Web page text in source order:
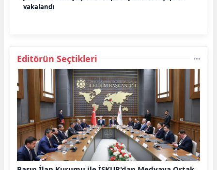
yakalandı
Editörün Seçtikleri